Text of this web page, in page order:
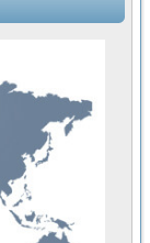
состояния для
для измерения
картины
показателей
источником
характеристик
,
временных
комплекс на базе
тепловой